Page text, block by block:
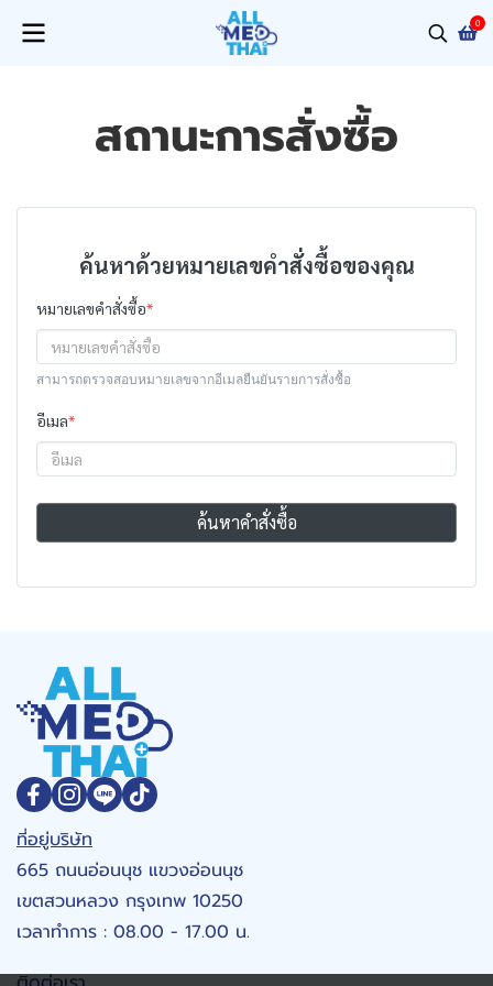
0
สถานะการสั่งซื้อ
ค้นหาด้วยหมายเลขคำสั่งซื้อของคุณ
หมายเลขคำสั่งซื้อ*
สามารถตรวจสอบหมายเลขจากอีเมลยืนยันรายการสั่งซื้อ
อีเมล*
ค้นหาคำสั่งซื้อ
ที่อยู่บริษัท
665 ถนนอ่อนนุช แขวงอ่อนนุช
เขตสวนหลวง กรุงเทพ 10250
เวลาทำการ : 08.00 - 17.00 น.